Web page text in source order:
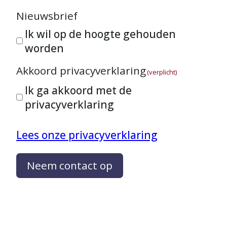
Nieuwsbrief
Ik wil op de hoogte gehouden
worden
Akkoord privacyverklaring(verplicht)
Ik ga akkoord met de
privacyverklaring
Lees onze privacyverklaring
Neem contact op